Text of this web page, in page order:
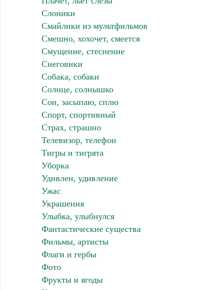
Слоники
Смайлики из мультфильмов
Смешно, хохочет, смеется
Смущение, стеснение
Снеговики
Собака, собаки
Солнце, солнышко
Сон, засыпаю, сплю
Спорт, спортивный
Страх, страшно
Телевизор, телефон
Тигры и тигрята
Уборка
Удивлен, удивление
Ужас
Украшения
Улыбка, улыбнулся
Фантастические существа
Фильмы, артисты
Флаги и гербы
Фото
Фрукты и ягоды